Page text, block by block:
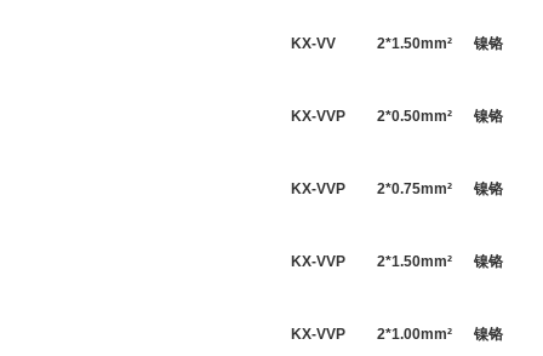
KX-VV 2*1.50mm² 镍铬
KX-VVP 2*0.50mm² 镍铬
KX-VVP 2*0.75mm² 镍铬
KX-VVP 2*1.50mm² 镍铬
KX-VVP 2*1.00mm² 镍铬